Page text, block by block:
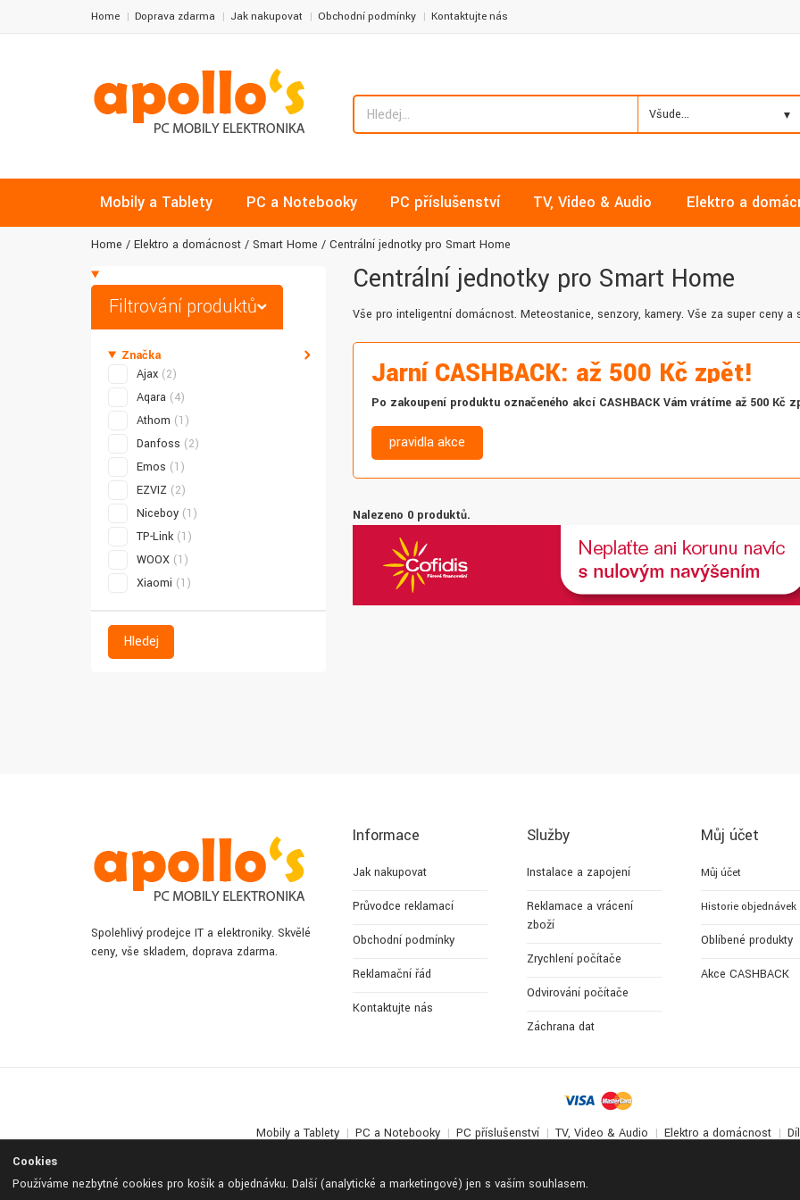
Cookies
Používáme nezbytné cookies pro košík a objednávku. Další (analytické a marketingové) jen s vaším souhlasem.
Home Doprava zdarma Jak nakupovat Obchodní podmínky Kontaktujte nás
Všude...
Mobily a Tablety PC a Notebooky PC příslušenství TV, Video & Audio Elektro a
Home Elektro a domácnost Smart Home Centrální jednotky pro Smart Home
Filtrování produktů
Značka
Ajax (2)
Aqara (4)
Athom (1)
Danfoss (2)
Emos (1)
EZVIZ (2)
Niceboy (1)
TP-Link (1)
WOOX (1)
Xiaomi (1)
Hledej
Centrální jednotky pro Smart Home
Vše pro inteligentní domácnost. Meteostanice, senzory, kamery. Vše za super ceny a
Jarní CASHBACK: až 500 Kč zpět!
Po zakoupení produktu označeného akcí CASHBACK Vám vrátíme až 500 Kč
pravidla akce
Nalezeno 0 produktů.
Spolehlivý prodejce IT a elektroniky. Skvělé
ceny, vše skladem, doprava zdarma.
Informace
Jak nakupovat
Průvodce reklamací
Obchodní podmínky
Reklamační řád
Kontaktujte nás
Služby
Instalace a zapojení
Reklamace a vrácení
zboží
Zrychlení počítače
Odvirování počítače
Záchrana dat
Můj účet
Můj účet
Historie objednávek
Oblíbené produkty
Akce CASHBACK
Mobily a Tablety PC a Notebooky PC příslušenství TV, Video & Audio Elektro a domácnost